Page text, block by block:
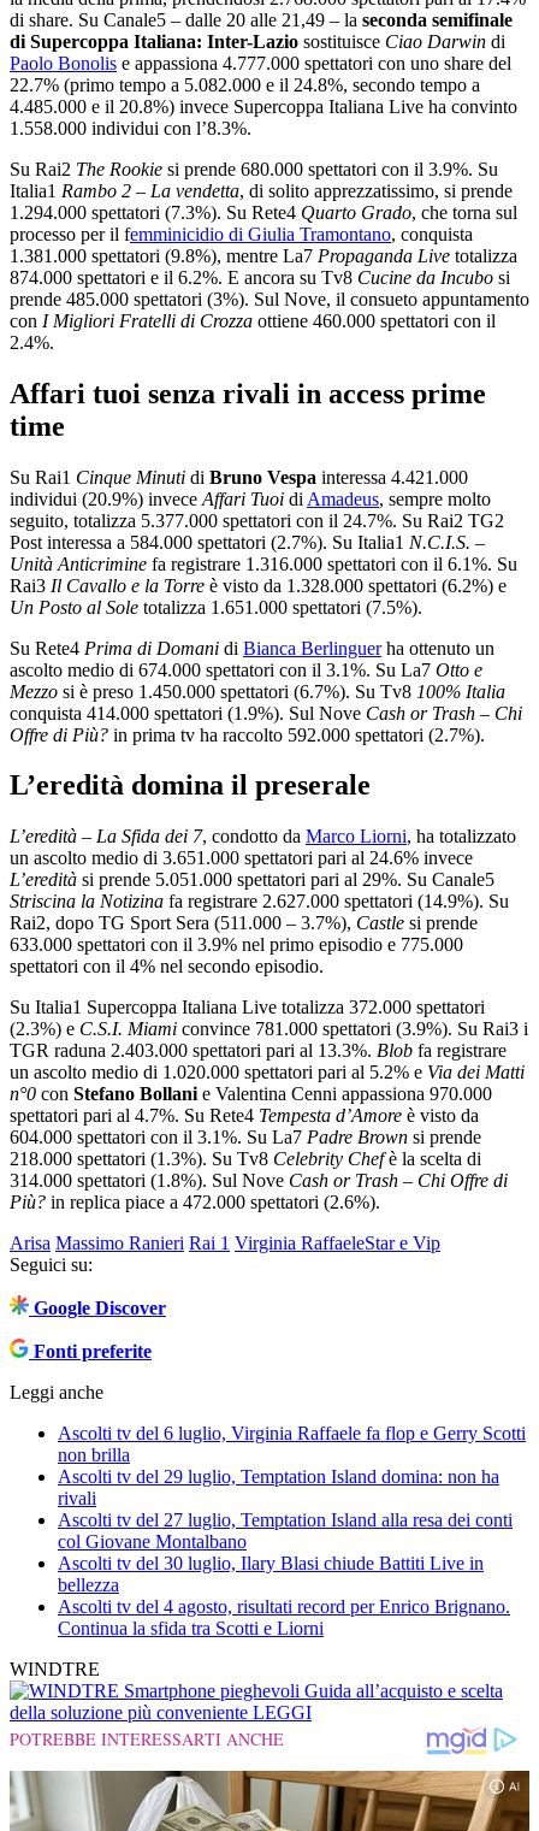
di share. Su Canale5 – dalle 20 alle 21,49 – la seconda semifinale
di Supercoppa Italiana: Inter-Lazio sostituisce Ciao Darwin di
Paolo Bonolis e appassiona 4.777.000 spettatori con uno share del
22.7% (primo tempo a 5.082.000 e il 24.8%, secondo tempo a
4.485.000 e il 20.8%) invece Supercoppa Italiana Live ha convinto
1.558.000 individui con l’8.3%.
Su Rai2 The Rookie si prende 680.000 spettatori con il 3.9%. Su
Italia1 Rambo 2 – La vendetta, di solito apprezzatissimo, si prende
1.294.000 spettatori (7.3%). Su Rete4 Quarto Grado, che torna sul
processo per il femminicidio di Giulia Tramontano, conquista
1.381.000 spettatori (9.8%), mentre La7 Propaganda Live totalizza
874.000 spettatori e il 6.2%. E ancora su Tv8 Cucine da Incubo si
prende 485.000 spettatori (3%). Sul Nove, il consueto appuntamento
con I Migliori Fratelli di Crozza ottiene 460.000 spettatori con il
2.4%.
Affari tuoi senza rivali in access prime
time
Su Rai1 Cinque Minuti di Bruno Vespa interessa 4.421.000
individui (20.9%) invece Affari Tuoi di Amadeus, sempre molto
seguito, totalizza 5.377.000 spettatori con il 24.7%. Su Rai2 TG2
Post interessa a 584.000 spettatori (2.7%). Su Italia1 N.C.I.S. –
Unità Anticrimine fa registrare 1.316.000 spettatori con il 6.1%. Su
Rai3 Il Cavallo e la Torre è visto da 1.328.000 spettatori (6.2%) e
Un Posto al Sole totalizza 1.651.000 spettatori (7.5%).
Su Rete4 Prima di Domani di Bianca Berlinguerha ottenuto un
ascolto medio di 674.000 spettatori con il 3.1%. Su La7 Otto e
Mezzo si è preso 1.450.000 spettatori (6.7%). Su Tv8 100% Italia
conquista 414.000 spettatori (1.9%). Sul Nove Cash or Trash – Chi
Offre di Più? in prima tv ha raccolto 592.000 spettatori (2.7%).
L’eredità domina il preserale
L’eredità – La Sfida dei 7, condotto da Marco Liorni, ha totalizzato
un ascolto medio di 3.651.000 spettatori pari al 24.6% invece
L’eredità si prende 5.051.000 spettatori pari al 29%. Su Canale5
Striscina la Notizina fa registrare 2.627.000 spettatori (14.9%). Su
Rai2, dopo TG Sport Sera (511.000 – 3.7%), Castle si prende
633.000 spettatori con il 3.9% nel primo episodio e 775.000
spettatori con il 4% nel secondo episodio.
Su Italia1 Supercoppa Italiana Live totalizza 372.000 spettatori
(2.3%) e C.S.I. Miami convince 781.000 spettatori (3.9%). Su Rai3 i
TGR raduna 2.403.000 spettatori pari al 13.3%. Blob fa registrare
un ascolto medio di 1.020.000 spettatori pari al 5.2% e Via dei Matti
n°0 con Stefano Bollani e Valentina Cenni appassiona 970.000
spettatori pari al 4.7%. Su Rete4 Tempesta d’Amore è visto da
604.000 spettatori con il 3.1%. Su La7 Padre Brown si prende
218.000 spettatori (1.3%). Su Tv8 Celebrity Chefè la scelta di
314.000 spettatori (1.8%). Sul Nove Cash or Trash – Chi Offre di
Più? in replica piace a 472.000 spettatori (2.6%).
Arisa Massimo Ranieri Rai 1 Virginia RaffaeleStar e Vip
Seguici su:
Google Discover
Fonti preferite
Leggi anche
Ascolti tv del 6 luglio, Virginia Raffaele fa flop e Gerry Scotti
non brilla
Ascolti tv del 29 luglio, Temptation Island domina: non ha
rivali
Ascolti tv del 27 luglio, Temptation Island alla resa dei conti
col Giovane Montalbano
Ascolti tv del 30 luglio, Ilary Blasi chiude Battiti Live in
bellezza
Ascolti tv del 4 agosto, risultati record per Enrico Brignano.
Continua la sfida tra Scotti e Liorni
WINDTRE
Smartphone pieghevoli Guida all’acquisto e scelta
della soluzione più conveniente LEGGI